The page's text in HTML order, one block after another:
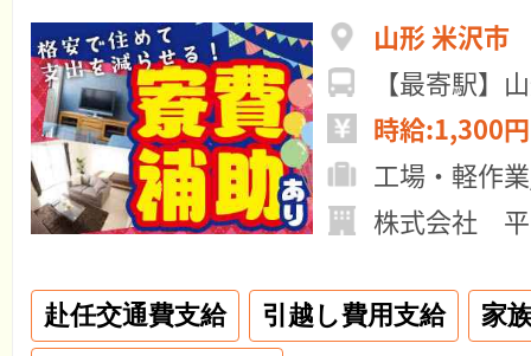
山形 米沢市
【最寄駅】
時給:1,300
工場・軽作
株式会社
赴任交通費支給 引越し費用支給
家